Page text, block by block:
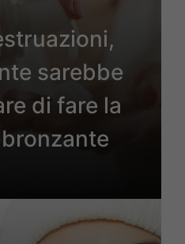
sarebbe
di fare la